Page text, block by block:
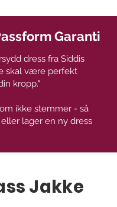
Garanti
dress fra Siddis
skal være perfekt
kropp."
ikke stemmer - så
lager en ny dress
Jakke